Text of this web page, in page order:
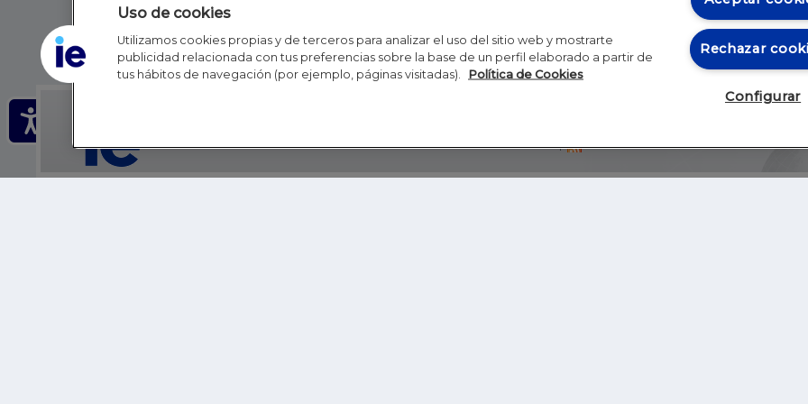
Inicio RSS
Uso de cookies
Utilizamos cookies propias y de terceros para analizar el uso del sitio web y mostrarte
publicidad relacionada con tus preferencias sobre la base de un perfil elaborado a partir de
tus hábitos de navegación (por ejemplo, páginas visitadas).
Política de Cookies
Rechazar
Configurar